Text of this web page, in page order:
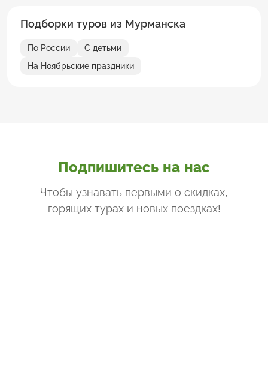
Подборки туров из Мурманска
По России
С детьми
На Ноябрьские праздники
Подпишитесь на нас
Чтобы узнавать первыми о скидках,
горящих турах и новых поездках!